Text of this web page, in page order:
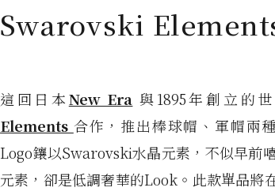
Swarovski Elements
這回日本New Era 與1895年創立的
Elements 合作，推出棒球帽、軍帽兩
Logo鑲以Swarovski水晶元素，不似早前
元素，卻是低調奢華的Look。此款單品將